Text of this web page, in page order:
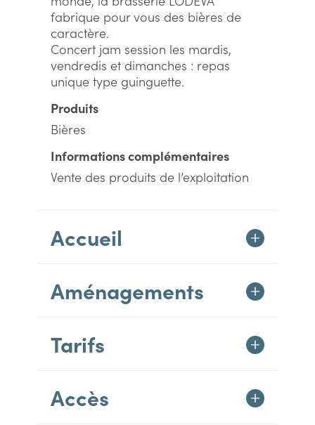
fabrique pour vous des bières de
caractère.
Concert jam session les mardis,
vendredis et dimanches : repas
unique type guinguette.
Produits
Bières
Informations complémentaires
Vente des produits de l’exploitation
Accueil
Aménagements
Tarifs
Accès